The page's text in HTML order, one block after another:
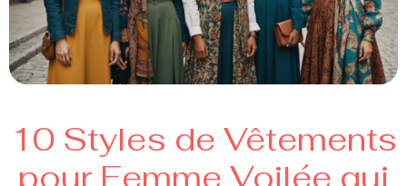
10 Styles de Vêtements
pour Femme Voilée qui